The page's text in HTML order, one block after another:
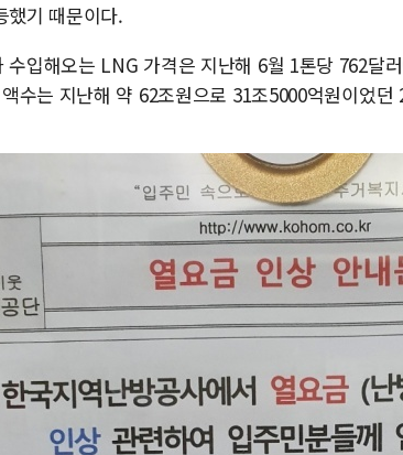
했기 때문이다.
수입해오는 LNG 가격은 지난해 6월 1톤당 762달
수는 지난해 약 62조원으로 31조5000억원이었